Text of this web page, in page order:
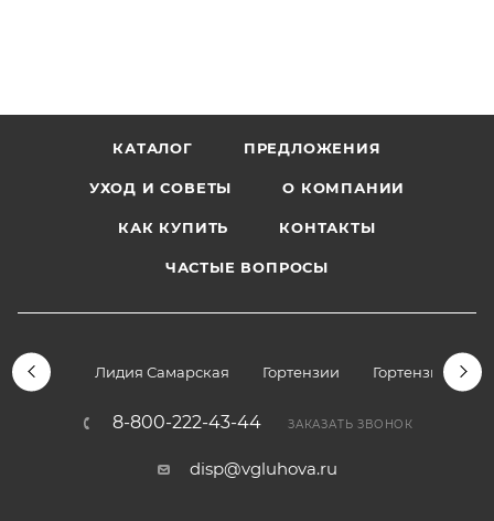
КАТАЛОГ ПРЕДЛОЖЕНИЯ
УХОД И СОВЕТЫ О КОМПАНИИ
КАК КУПИТЬ КОНТАКТЫ
ЧАСТЫЕ ВОПРОСЫ
Лидия Самарская Гортензии Гортензии
8-800-222-43-44 ЗАКАЗАТЬ ЗВОНОК
disp@vgluhova.ru